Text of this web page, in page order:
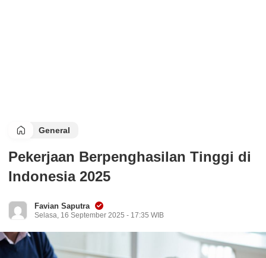
General
Pekerjaan Berpenghasilan Tinggi di
Indonesia 2025
Favian Saputra
Selasa, 16 September 2025 - 17:35 WIB